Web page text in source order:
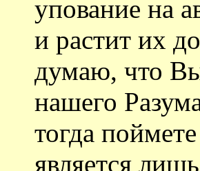
упование на
и растит их
думаю, что
нашего
тогда
является